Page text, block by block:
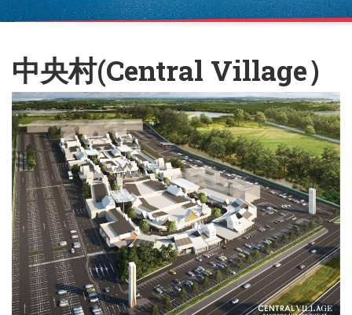
中央村(Central Village）